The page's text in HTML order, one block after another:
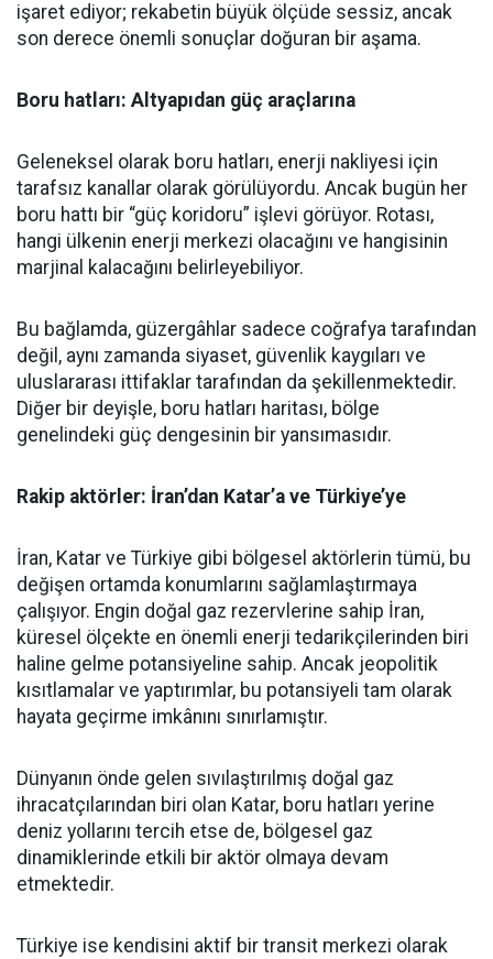
işaret ediyor; rekabetin büyük ölçüde sessiz, ancak
son derece önemli sonuçlar doğuran bir aşama.
Boru hatları: Altyapıdan güç araçlarına
Geleneksel olarak boru hatları, enerji nakliyesi için
tarafsız kanallar olarak görülüyordu. Ancak bugün her
boru hattı bir “güç koridoru” işlevi görüyor. Rotası,
hangi ülkenin enerji merkezi olacağını ve hangisinin
marjinal kalacağını belirleyebiliyor.
Bu bağlamda, güzergâhlar sadece coğrafya tarafından
değil, aynı zamanda siyaset, güvenlik kaygıları ve
uluslararası ittifaklar tarafından da şekillenmektedir.
Diğer bir deyişle, boru hatları haritası, bölge
genelindeki güç dengesinin bir yansımasıdır.
Rakip aktörler: İran’dan Katar’a ve Türkiye’ye
İran, Katar ve Türkiye gibi bölgesel aktörlerin tümü, bu
değişen ortamda konumlarını sağlamlaştırmaya
çalışıyor. Engin doğal gaz rezervlerine sahip İran,
küresel ölçekte en önemli enerji tedarikçilerinden biri
haline gelme potansiyeline sahip. Ancak jeopolitik
kısıtlamalar ve yaptırımlar, bu potansiyeli tam olarak
hayata geçirme imkânını sınırlamıştır.
Dünyanın önde gelen sıvılaştırılmış doğal gaz
ihracatçılarından biri olan Katar, boru hatları yerine
deniz yollarını tercih etse de, bölgesel gaz
dinamiklerinde etkili bir aktör olmaya devam
etmektedir.
Türkiye ise kendisini aktif bir transit merkezi olarak